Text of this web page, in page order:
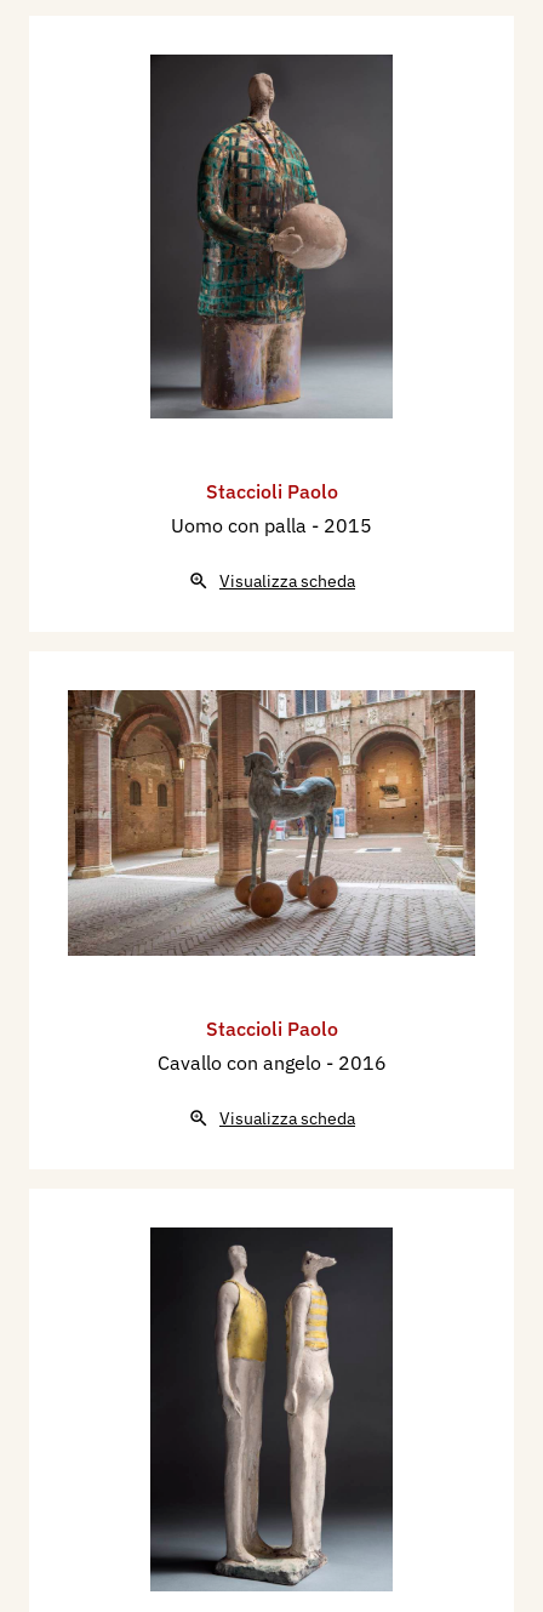
Staccioli Paolo
Uomo con palla - 2015
Visualizza scheda
Staccioli Paolo
Cavallo con angelo - 2016
Visualizza scheda